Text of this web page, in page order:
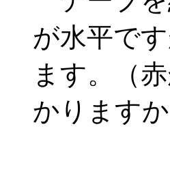
が水平で
ます。（
かりますか